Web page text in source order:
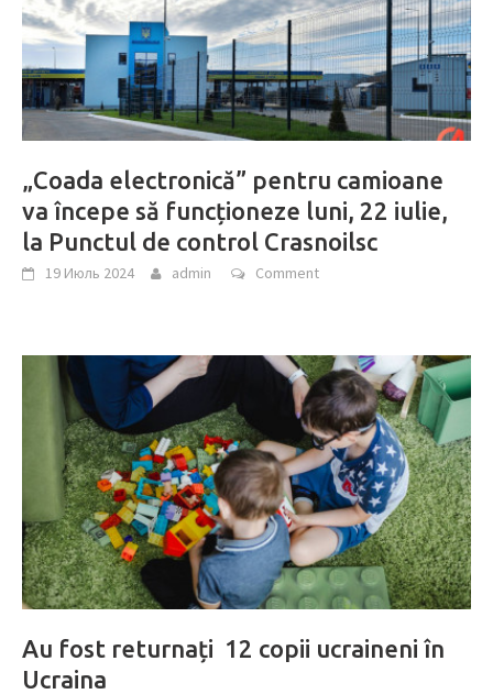
„Coada electronică” pentru camioane
va începe să funcționeze luni, 22 iulie,
la Punctul de control Crasnoilsc
19 Июль 2024 admin Comment
Au fost returnați 12 copii ucraineni în
Ucraina